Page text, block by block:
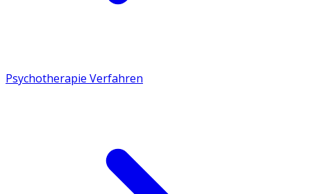
Psychotherapie Verfahren